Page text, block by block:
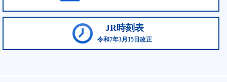
JR時刻表
令和7年3月15日改正